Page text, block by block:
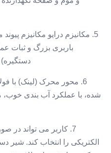
5. مکانیزم درایو مکانیزم
باربری بزرگ و ثبات
شده، با عملکرد آب بندی
7. کاربر می تواند در
الکتریکی را انتخاب کند.